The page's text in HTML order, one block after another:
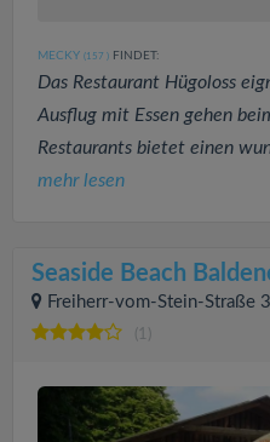
MECKY (157 ) FINDET:
Das Restaurant Hügoloss
Ausflug mit Essen gehen
Restaurants bietet einen
mehr lesen
Seaside Beach
Freiherr-vom-Stein-Straße
(1)